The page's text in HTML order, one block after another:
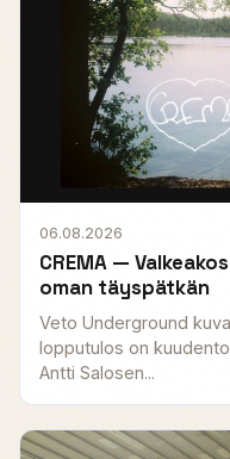
06.08.2026
CREMA —
oman täyspätkän
Veto Underground
lopputulos on
Antti Salosen...